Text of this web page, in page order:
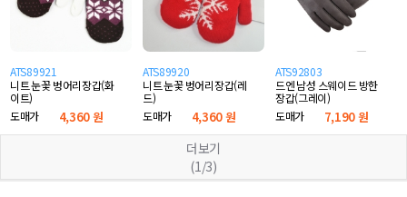
ATS89921
니트 눈꽃 벙어리장갑(화
이트)
도매가
4,360 원
ATS89920
니트 눈꽃 벙어리장갑(레
드)
도매가
4,360 원
ATS92803
드엔 남성 스웨이드 방한
장갑(그레이)
도매가
7,190 원
더보기
(1/3)